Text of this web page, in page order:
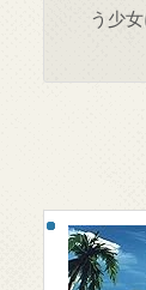
う少